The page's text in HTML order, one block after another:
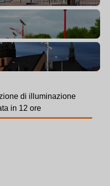
di illuminazione
in 12 ore